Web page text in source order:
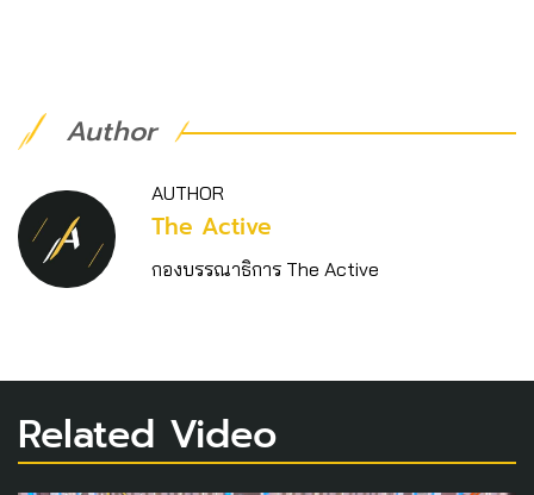
Author
AUTHOR
The Active
กองบรรณาธิการ The Active
Related Video